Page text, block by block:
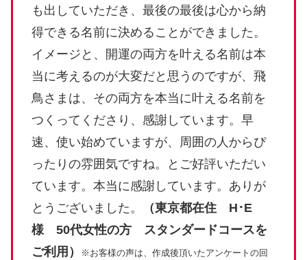
も出していただき、最後の最後は心から納
得できる名前に決めることができました。
イメージと、開運の両方を叶える名前は本
当に考えるのが大変だと思うのですが、飛
鳥さまは、その両方を本当に叶える名前を
つくってくださり、感謝しています。早
速、使い始めていますが、周囲の人からぴ
ったりの雰囲気ですね。とご好評いただい
ています。本当に感謝しています。ありが
とうございました。
（東京都在住 H･E
様 50代女性の方 スタンダードコースを
ご利用）
※お客様の声は、作成後頂いたアンケートの回